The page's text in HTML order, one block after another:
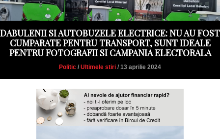
DABULENII SI AUTOBUZELE ELECTRICE: NU AU FOST
CUMPARATE PENTRU TRANSPORT, SUNT IDEALE
PENTRU FOTOGRAFII SI CAMPANIA ELECTORALA
Politic / Ultimele stiri / 13 aprilie 2024